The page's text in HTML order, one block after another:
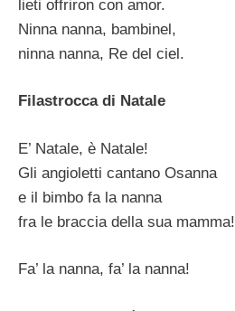
lieti offriron con amor.
Ninna nanna, bambinel,
ninna nanna, Re del ciel.
Filastrocca di Natale
E’ Natale, è Natale!
Gli angioletti cantano Osanna
e il bimbo fa la nanna
fra le braccia della sua mamma!
Fa’ la nanna, fa’ la nanna!